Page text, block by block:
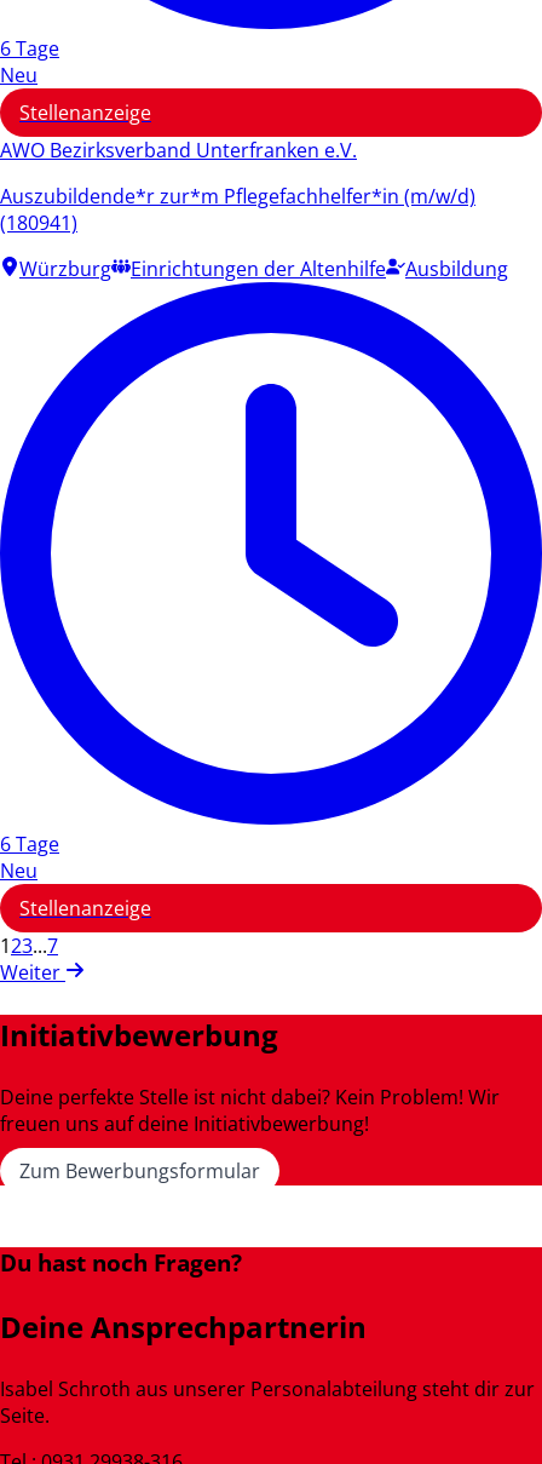
6 Tage
Neu
Stellenanzeige
AWO Bezirksverband Unterfranken e.V.
Auszubildende*r zur*m Pflegefachhelfer*in (m/w/d)
(180941)
Würzburg
Einrichtungen der Altenhilfe Ausbildung
6 Tage
Neu
Stellenanzeige
123...7
Weiter
Initiativbewerbung
Deine perfekte Stelle ist nicht dabei? Kein Problem! Wir
freuen uns auf deine Initiativbewerbung!
Zum Bewerbungsformular
Du hast noch Fragen?
Deine Ansprechpartnerin
Isabel Schroth aus unserer Personalabteilung steht dir zur
Seite.